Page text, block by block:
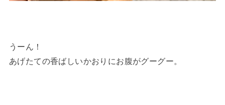
うーん！
あげたての香ばしいかおりにお腹がグーグー。